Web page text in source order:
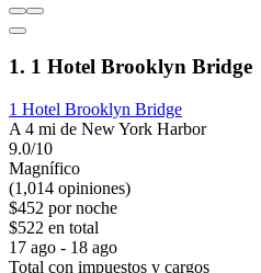
1. 1 Hotel Brooklyn Bridge
1 Hotel Brooklyn Bridge
A 4 mi de New York Harbor
9.0/10
Magnífico
(1,014 opiniones)
$452 por noche
$522 en total
17 ago - 18 ago
Total con impuestos y cargos